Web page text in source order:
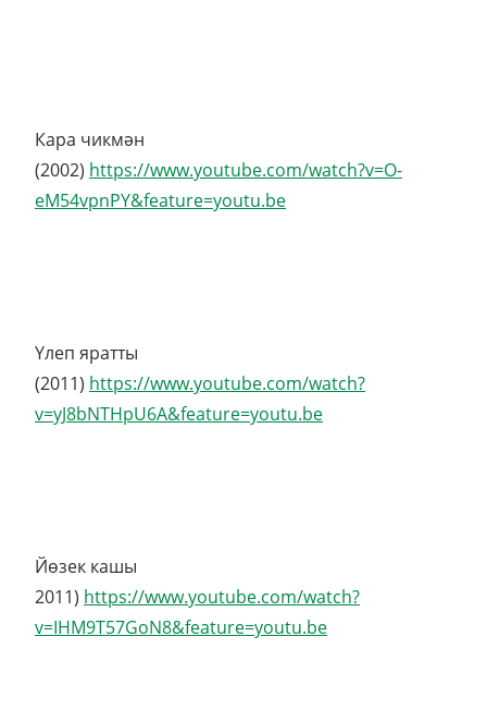
Кара чикмән
(2002) https://www.youtube.com/watch?v=O-
eM54vpnPY&feature=youtu.be
Үлеп яратты
(2011) https://www.youtube.com/watch?
v=yJ8bNTHpU6A&feature=youtu.be
Йөзек кашы
2011) https://www.youtube.com/watch?
v=IHM9T57GoN8&feature=youtu.be